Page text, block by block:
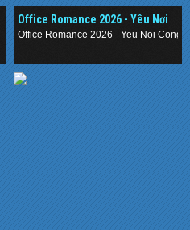
Office Romance 2026 - Yêu Nơi
Công Sở
Office Romance 2026 - Yeu Noi Cong